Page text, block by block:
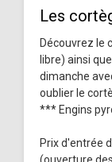
Les
Découvrez le
libre) ainsi
dimanche
oublier le
*** Engins
Prix d'entrée